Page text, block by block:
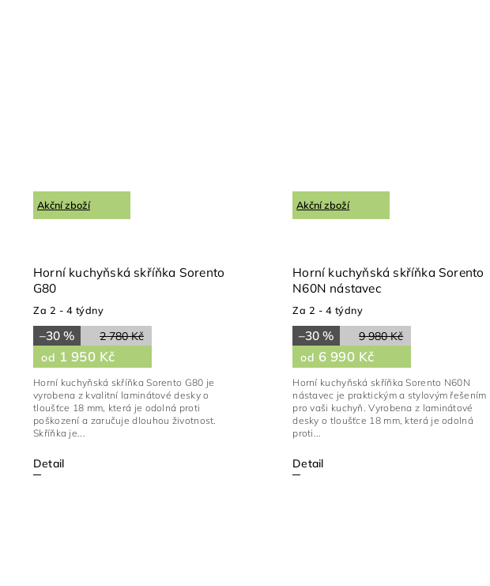
Akční zboží
Horní kuchyňská skříňka Sorento
G80
Za 2 - 4 týdny
2 780 Kč
–30 %
od 1 950 Kč
Detail
Horní kuchyňská skříňka Sorento G80 je
vyrobena z kvalitní laminátové desky o
tloušťce 18 mm, která je odolná proti
poškození a zaručuje dlouhou životnost.
Skříňka je...
Akční zboží
Horní kuchyňská skříňka Sorento
N60N nástavec
Za 2 - 4 týdny
9 980 Kč
–30 %
od 6 990 Kč
Detail
Horní kuchyňská skříňka Sorento N60N
nástavec je praktickým a stylovým řešením
pro vaši kuchyň. Vyrobena z laminátové
desky o tloušťce 18 mm, která je odolná
proti...